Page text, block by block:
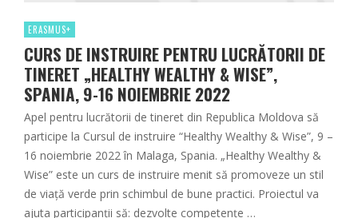
ERASMUS+
CURS DE INSTRUIRE PENTRU LUCRĂTORII DE
TINERET „HEALTHY WEALTHY & WISE”,
SPANIA, 9-16 NOIEMBRIE 2022
Apel pentru lucrătorii de tineret din Republica Moldova să
participe la Cursul de instruire “Healthy Wealthy & Wise”, 9 –
16 noiembrie 2022 în Malaga, Spania. „Healthy Wealthy &
Wise” este un curs de instruire menit să promoveze un stil
de viață verde prin schimbul de bune practici. Proiectul va
ajuta participanții să: dezvolte competențe …